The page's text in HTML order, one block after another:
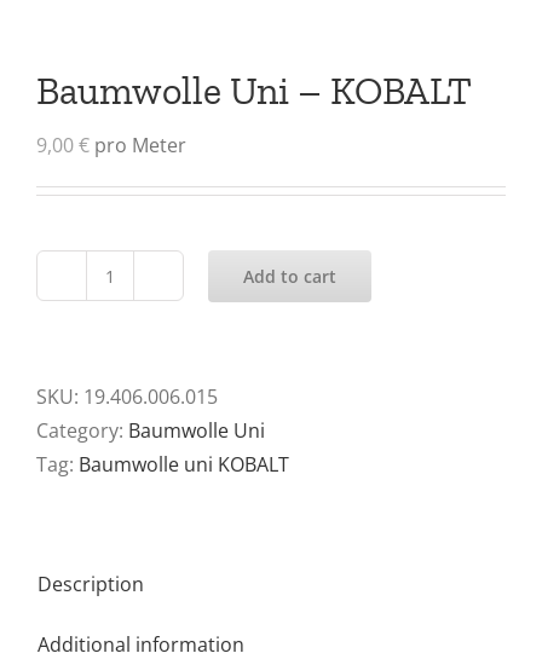
Baumwolle Uni – KOBALT
9,00€ pro Meter
Baumwolle
KOBALT
quantity
Add to cart
SKU: 19.406.006.015
Category: Baumwolle Uni
Tag: Baumwolle uni KOBALT
Description
Additional information